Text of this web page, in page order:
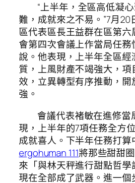
“上半年，全區高低凝
難，成就來之不易。”7月20
區代表區長王益群在區第六
會第四次會議上作當局任務
說。他表現，上半年全區經
質，上風財產不竭強大，項
效，立異轉型有序推動，開
強。
會議代表褚敏在進修當
現，上半年的7項任務全方
成就喜人。下半年任務打算
ergohuman 111將那些甜甜
來「與林天秤進行甜點哲學
現在全部成了武器。進一個